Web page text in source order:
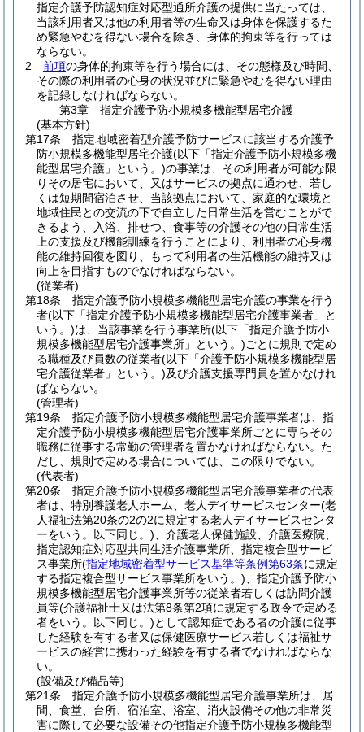
指定介護予防認知症対応型通所介護の提供に当たっては、
当該利用者又は他の利用者等の生命又は身体を保護するた
め緊急やむを得ない場合を除き、身体的拘束等を行っては
ならない。
2
前項の身体的拘束等を行う場合には、その態様及び時間、
その際の利用者の心身の状況並びに緊急やむを得ない理由
を記録しなければならない。
第3章
指定介護予防小規模多機能型居宅介護
(基本方針)
第17条
指定地域密着型介護予防サービスに該当する介護予
防小規模多機能型居宅介護(以下「指定介護予防小規模多機
能型居宅介護」という。)の事業は、その利用者が可能な限
りその居宅において、又はサービスの拠点に通わせ、若し
くは短期間宿泊させ、当該拠点において、家庭的な環境と
地域住民との交流の下で自立した日常生活を営むことがで
きるよう、入浴、排せつ、食事等の介護その他の日常生活
上の支援及び機能訓練を行うことにより、利用者の心身機
能の維持回復を図り、もって利用者の生活機能の維持又は
向上を目指すものでなければならない。
(従業者)
第18条
指定介護予防小規模多機能型居宅介護の事業を行う
者(以下「指定介護予防小規模多機能型居宅介護事業者」と
いう。)は、当該事業を行う事業所(以下「指定介護予防小
規模多機能型居宅介護事業所」という。)ごとに規則で定め
る職種及び員数の従業者(以下「介護予防小規模多機能型居
宅介護従業者」という。)及び介護支援専門員を置かなけれ
ばならない。
(管理者)
第19条
指定介護予防小規模多機能型居宅介護事業者は、指
定介護予防小規模多機能型居宅介護事業所ごとに専らその
職務に従事する常勤の管理者を置かなければならない。 た
だし、規則で定める場合については、この限りでない。
(代表者)
第20条
指定介護予防小規模多機能型居宅介護事業者の代表
者は、特別養護老人ホーム、老人デイサービスセンター(老
人福祉法第20条の2の2に規定する老人デイサービスセンタ
ーをいう。以下同じ。) 、介護老人保健施設、介護医療院、
指定認知症対応型共同生活介護事業所、指定複合型サービ
ス事業所(指定地域密着型サービス基準等条例第63条に規定
する指定複合型サービス事業所をいう。) 、指定介護予防小
規模多機能型居宅介護事業所等の従業者若しくは訪問介護
員等(介護福祉士又は法第8条第2項に規定する政令で定める
者をいう。以下同じ。)として認知症である者の介護に従事
した経験を有する者又は保健医療サービス若しくは福祉サ
ービスの経営に携わった経験を有する者でなければならな
い。
(設備及び備品等)
第21条
指定介護予防小規模多機能型居宅介護事業所は、居
間、食堂、台所、宿泊室、浴室、消火設備その他の非常災
害に際して必要な設備その他指定介護予防小規模多機能型